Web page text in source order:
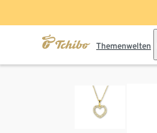
Themenwelten